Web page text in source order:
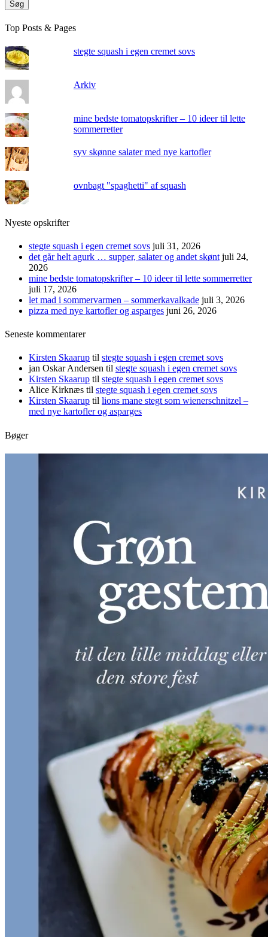
Søg
Top Posts & Pages
stegte squash i egen cremet sovs
Arkiv
mine bedste tomatopskrifter – 10 ideer til lette
sommerretter
syv skønne salater med nye kartofler
ovnbagt "spaghetti" af squash
Nyeste opskrifter
stegte squash i egen cremet sovs juli 31, 2026
det går helt agurk … supper, salater og andet skønt juli 24,
2026
mine bedste tomatopskrifter – 10 ideer til lette sommerretter
juli 17, 2026
let mad i sommervarmen – sommerkavalkade juli 3, 2026
pizza med nye kartofler og asparges juni 26, 2026
Seneste kommentarer
Kirsten Skaarup til stegte squash i egen cremet sovs
jan Oskar Andersen til stegte squash i egen cremet sovs
Kirsten Skaarup til stegte squash i egen cremet sovs
Alice Kirknæs til stegte squash i egen cremet sovs
Kirsten Skaarup til lions mane stegt som wienerschnitzel –
med nye kartofler og asparges
Bøger